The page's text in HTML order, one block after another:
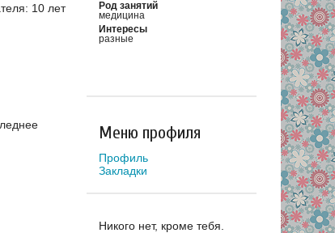
10 лет
Род занятий
медицина
Интересы
разные
Меню профиля
Профиль
Закладки
Никого нет, кроме тебя.